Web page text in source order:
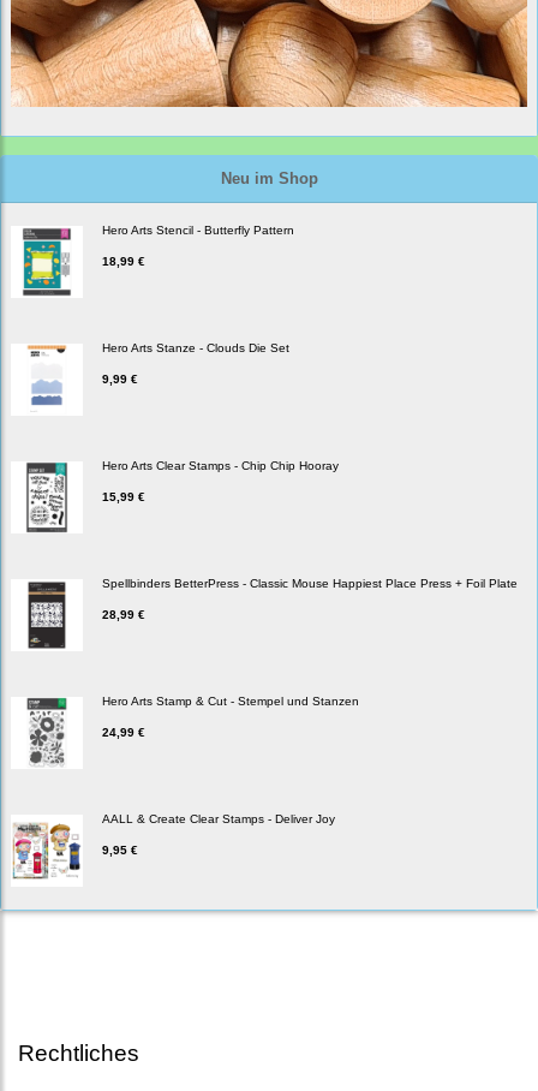
Neu im Shop
Hero Arts Stencil - Butterfly Pattern
18,99 €
Hero Arts Stanze - Clouds Die Set
9,99 €
Hero Arts Clear Stamps - Chip Chip Hooray
15,99 €
Spellbinders BetterPress - Classic Mouse Happiest Place Press + Foil Plate
28,99 €
Hero Arts Stamp & Cut - Stempel und Stanzen
24,99 €
AALL & Create Clear Stamps - Deliver Joy
9,95 €
Rechtliches